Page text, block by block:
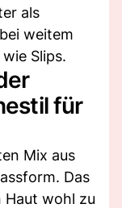
als
weitem
Slips.
für
Mix aus
Das
Haut wohl zu